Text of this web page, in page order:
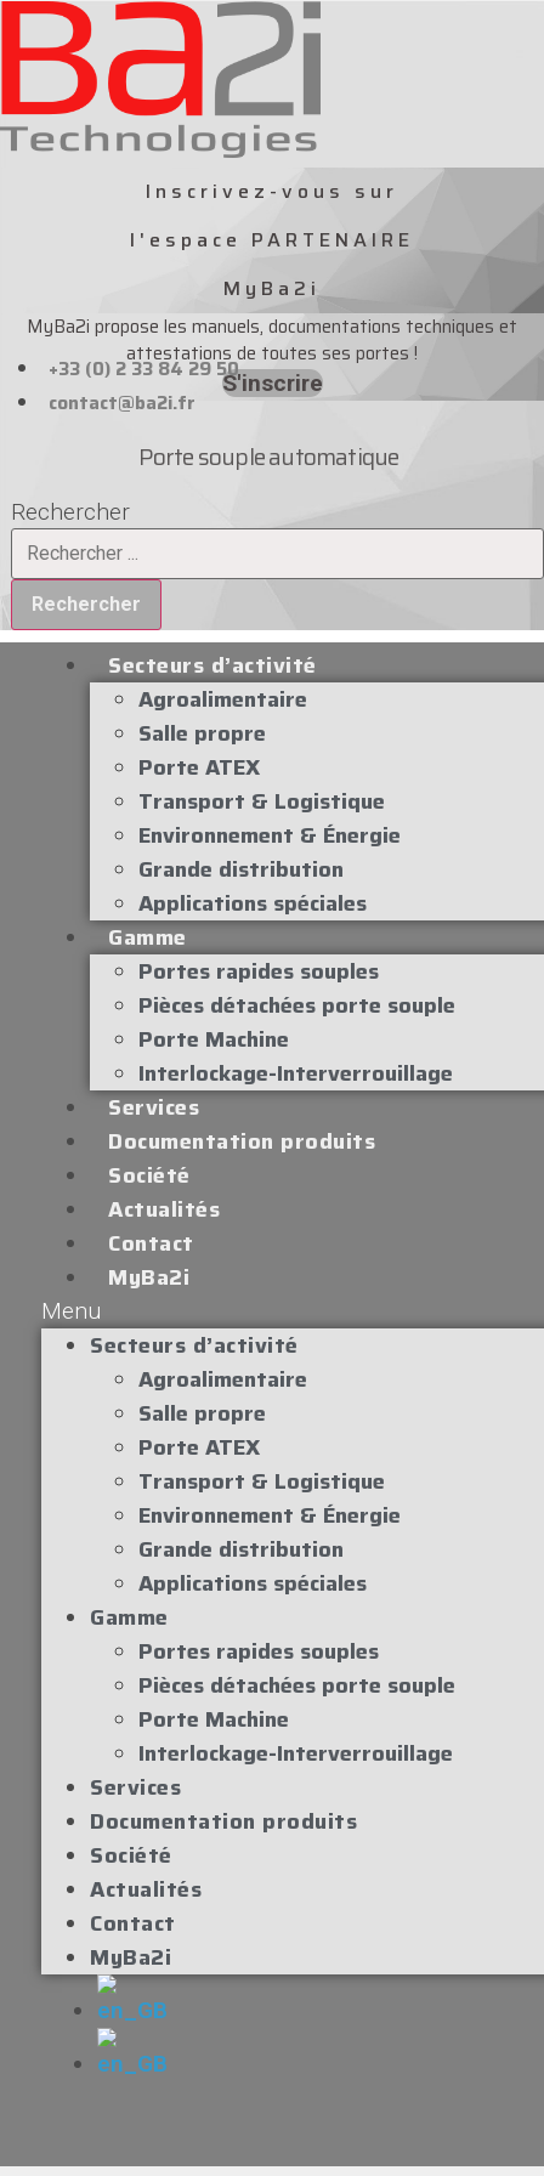
Aller
au
contenu
Inscrivez-vous sur
l'espace PARTENAIRE
MyBa2i
MyBa2i propose les manuels, documentations techniques et
attestations de toutes ses portes !
S'inscrire
+33 (0) 2 33 84 29 50
contact@ba2i.fr
Porte souple automatique
Rechercher
Rechercher
Secteurs d’activité
Agroalimentaire
Salle propre
Porte ATEX
Transport & Logistique
Environnement & Énergie
Grande distribution
Applications spéciales
Gamme
Portes rapides souples
Pièces détachées porte souple
Porte Machine
Interlockage-Interverrouillage
Services
Documentation produits
Société
Actualités
Contact
MyBa2i
Menu
Secteurs d’activité
Agroalimentaire
Salle propre
Porte ATEX
Transport & Logistique
Environnement & Énergie
Grande distribution
Applications spéciales
Gamme
Portes rapides souples
Pièces détachées porte souple
Porte Machine
Interlockage-Interverrouillage
Services
Documentation produits
Société
Actualités
Contact
MyBa2i